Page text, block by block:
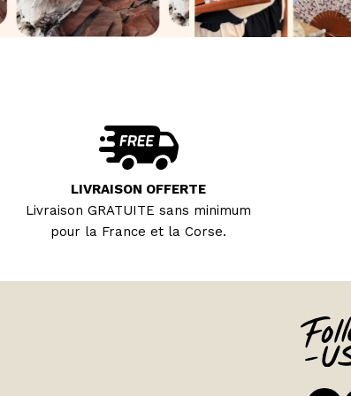
LIVRAISON OFFERTE
Livraison GRATUITE sans minimum
pour la France et la Corse.